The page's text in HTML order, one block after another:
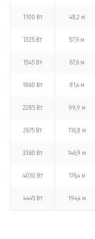
1100 Вт 48,2 м
1325 Вт 57,9 м
1545 Вт 67,6 м
1860 Вт 81,4 м
2285 Вт 99,9 м
2675 Вт 116,8 м
3360 Вт 146,9 м
4030 Вт 176,4 м
4445 Вт 194,4 м